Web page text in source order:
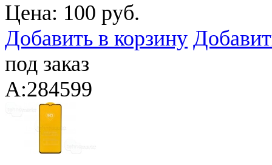
Цена: 100 руб.
Добавить в корзину
под заказ
A:284599